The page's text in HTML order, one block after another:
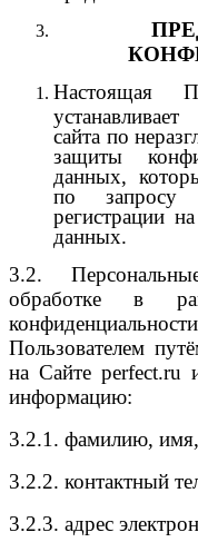
Настоящая
сайта по
защиты
данных,
по запросу
регистрации
данных.
3.2.
обработке в
Пользователем
на Сайте
информацию:
3.2.1. фамилию, имя,
3.2.2. контактный
3.2.3. адрес